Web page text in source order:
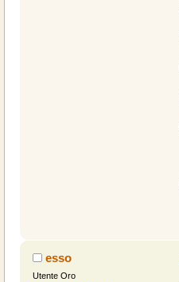
esso
Utente Oro